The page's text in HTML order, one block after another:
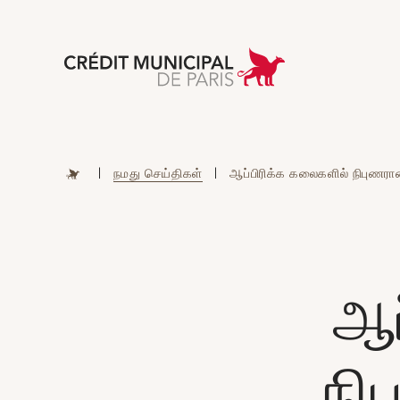
Aller à l'accueil
| நமது செய்திகள் | ஆப்பிரிக்க கலைகளில்